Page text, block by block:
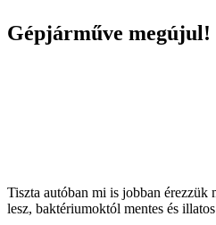
Gépjárműve megújul!
Tiszta autóban mi is jobban érezzük
lesz, baktériumoktól mentes és